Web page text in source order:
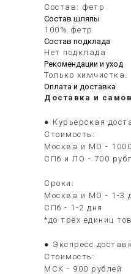
Состав: фетр
Состав шляпы
100% фетр
Состав подклада
Нет подклада
Рекомендации и уход
Только химчистка.
Оплата и доставка
Доставка и
● Курьерская
Стоимость:
Москва и МО -
СПб и ЛО - 700
Сроки:
Москва и МО - 1-3
СПб - 1-2 дня
*до трёх единиц
● Экспресс
Стоимость:
МСК - 900 рублей